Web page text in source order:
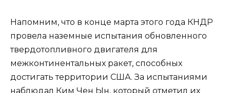
Напомним, что в конце марта этого года КНДР
провела наземные испытания обновленного
твердотопливного двигателя для
межконтинентальных ракет, способных
достигать территории США. За испытаниями
наблюдал Ким Чен Ын, который отметил их